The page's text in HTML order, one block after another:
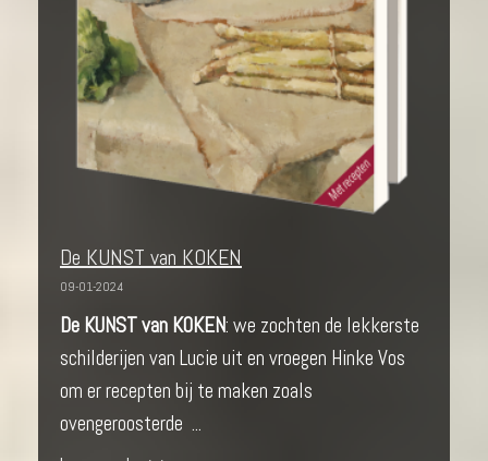
De KUNST van KOKEN
09-01-2024
De KUNST van KOKEN: we zochten de lekkerste
schilderijen van Lucie uit en vroegen Hinke Vos
om er recepten bij te maken zoals
ovengeroosterde ...